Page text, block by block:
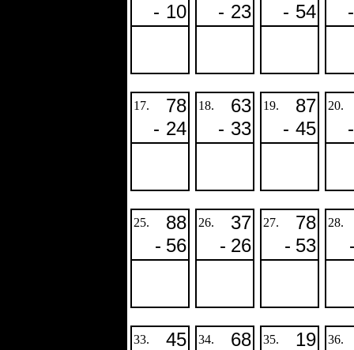
- 10
- 23
- 54 -
17.
78
- 24
18.
63
- 33
19.
87
- 45
20.
-
25.
88
- 56
26.
37
- 26
27.
78
- 53
28.
33.
45
34.
68
35.
19
36.